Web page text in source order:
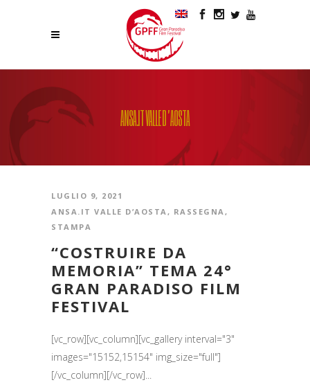
ANSA.IT VALLE D’AOSTA
LUGLIO 9, 2021
ANSA.IT VALLE D’AOSTA , RASSEGNA ,
STAMPA
“COSTRUIRE DA
MEMORIA” TEMA 24°
GRAN PARADISO FILM
FESTIVAL
[vc_row][vc_column][vc_gallery interval="3"
images="15152,15154" img_size="full"]
[/vc_column][/vc_row]...